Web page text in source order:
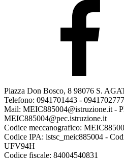
Piazza Don Bosco, 8 98076 S.
Telefono: 0941701443 - 0941702777
Mail: MEIC885004@istruzione.it -
MEIC885004@pec.istruzione.it
Codice meccanografico:
Codice IPA: istsc_meic885004 -
UFV94H
Codice fiscale: 84004540831